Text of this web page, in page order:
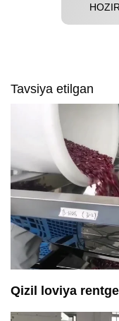
Tavsiya etilgan
Qizil loviya